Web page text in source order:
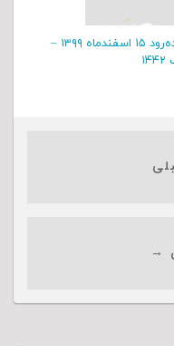
متن خطبه‌های نماز جمعه شهر زاینده‌رود ۱۵ اسفند‌‌ماه ۱۳۹۹ –
→